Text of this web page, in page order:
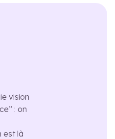
vision
: on
est là